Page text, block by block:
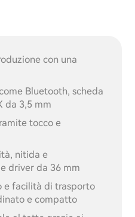
con una
Bluetooth, scheda
da 3,5 mm
tocco e
nitida e
driver da 36 mm
e facilità di trasporto
e compatto